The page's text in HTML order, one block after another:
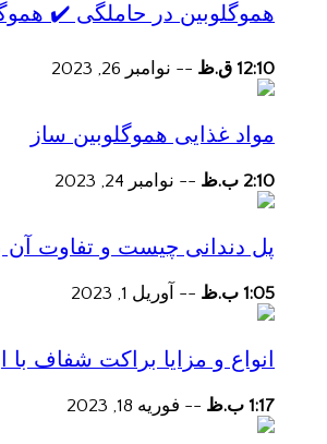
هموگلوبین در حاملگی ✔️
12:10 ق.ظ -- نوامبر 26, 2023
مواد غذایی هموگلوبین ساز
2:10 ب.ظ -- نوامبر 24, 2023
پل دندانی چیست و تفاوت آن
1:05 ب.ظ -- آوریل 1, 2023
انواع و مزایا براکت شفاف با
1:17 ب.ظ -- فوریه 18, 2023